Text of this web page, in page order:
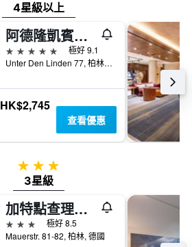
4星級以上
阿德隆凱賓斯基酒店
5星級
極好 9.1
Unter Den Linden 77, 柏林, 德國
HK$2,745
查看優惠
3星級
3星級
加特點查理酒店
3星級
極好 8.5
Mauerstr. 81-82, 柏林, 德國